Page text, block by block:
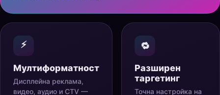
⚡
Мултиформатност
Дисплейна реклама,
видео, аудио и CTV —
🔁
Разширен
таргетинг
Точна настройка на